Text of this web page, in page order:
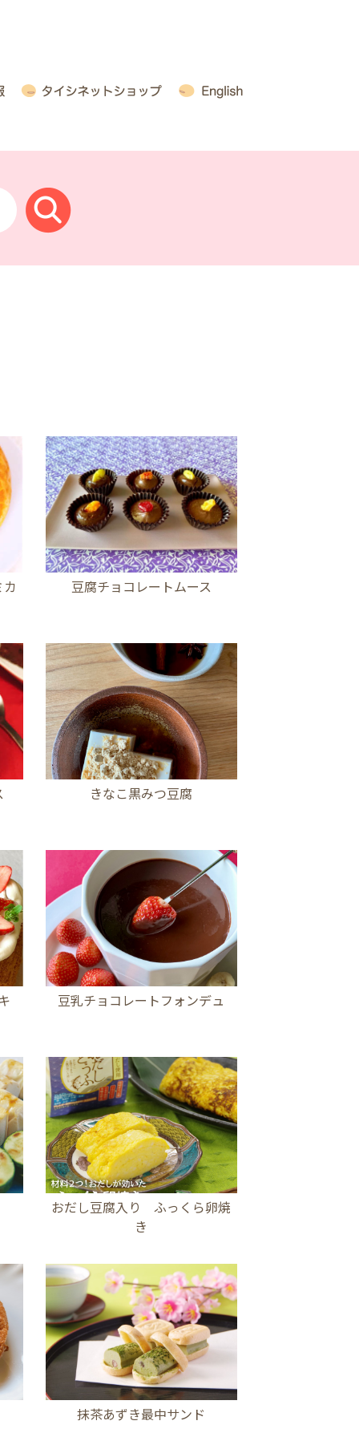
豆腐チョコレートムース
きなこ黒みつ豆腐
豆乳チョコレートフォンデュ
おだし豆腐入り ふっくら卵焼
き
抹茶あずき最中サンド